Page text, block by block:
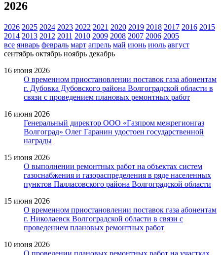
2026
2026 2025 2024 2023 2022 2021 2020 2019 2018 2017 2016 2015
2014 2013 2012 2011 2010 2009 2008 2007 2006 2005
все январь февраль март апрель май июнь июль август
сентябрь октябрь ноябрь декабрь
16 июня 2026
О временном приостановлении поставок газа абонентам
г. Дубовка Дубовского района Волгоградской области в
связи с проведением плановых ремонтных работ
16 июня 2026
Генеральный директор ООО «Газпром межрегионгаз
Волгоград» Олег Гаранин удостоен государственной
награды
15 июня 2026
О выполнении ремонтных работ на объектах систем
газоснабжения и газораспределения в ряде населенных
пунктов Палласовского района Волгоградской области
15 июня 2026
О временном приостановлении поставок газа абонентам
г. Николаевск Волгоградской области в связи с
проведением плановых ремонтных работ
10 июня 2026
О проведении плановых ремонтных работ на участках